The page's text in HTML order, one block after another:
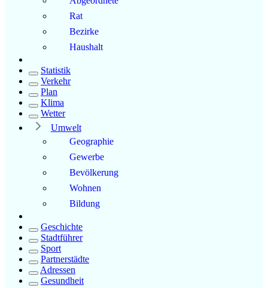
Rat
Bezirke
Haushalt
Statistik
Verkehr
Plan
Klima
Wetter
Umwelt
Geographie
Gewerbe
Bevölkerung
Wohnen
Bildung
Geschichte
Stadtführer
Sport
Partnerstädte
Adressen
Gesundheit